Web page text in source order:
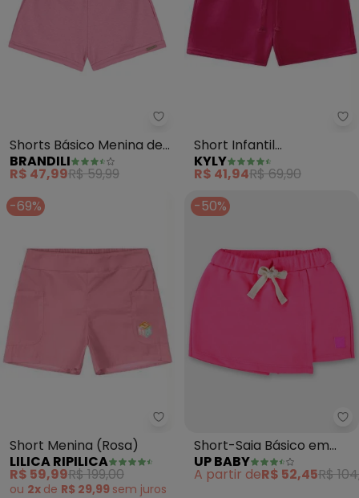
Brandili - Shorts Básico Menina
Shorts Básico Menina de
Moletinho (Rosa)
BRANDILI
R$ 47,99R$ 59,99
Short Infantil
Menina(Rosa)
KYLY
R$ 41,94R$ 69,90
-69%
Lilica Ripilica - Short Menina
Short Menina (Rosa)
LILICA RIPILICA
R$ 59,99R$ 199,00
ou 2x de R$ 29,99 sem juros
-50%
Short-Saia Básico em
Moletom (Rosa)
UP BABY
A partir deR$ 52,45R$